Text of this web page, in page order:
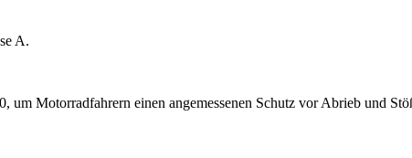
A.
Motorradfahrern einen angemessenen Schutz vor Abrieb und